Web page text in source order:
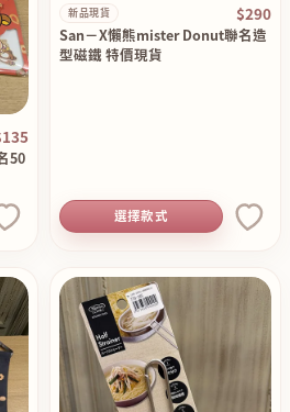
50
新品現貨 $290
San－X懶熊mister Donut聯名造
型磁鐵 特價現貨
選擇款式